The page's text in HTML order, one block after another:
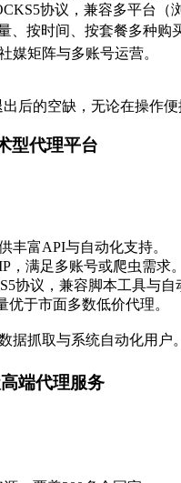
协议，兼容多平台（
、按时间、按套餐多种购
媒矩阵与多账号运营。
出后的空缺，无论在操作
型代理平台
丰富API与自动化支持。
，满足多账号或爬虫需求。
协议，兼容脚本工具与自
于市面多数低价代理。
据抓取与系统自动化用户。
端代理服务